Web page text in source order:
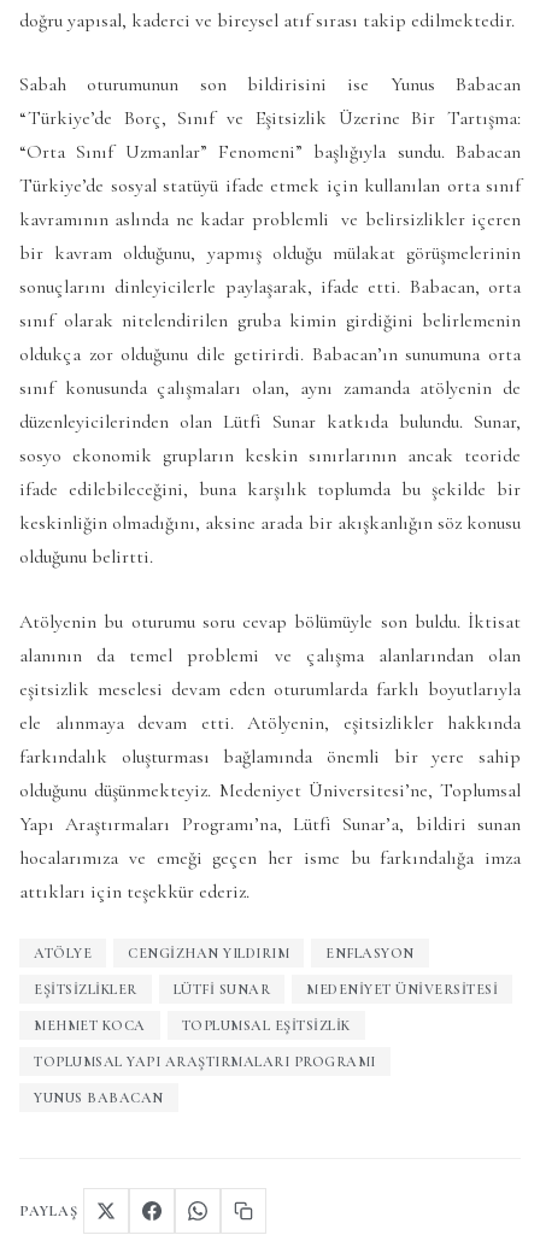
doğru yapısal, kaderci ve bireysel atıf sırası takip edilmektedir.
Sabah oturumunun son bildirisini ise Yunus Babacan
“Türkiye’de Borç, Sınıf ve Eşitsizlik Üzerine Bir Tartışma:
“Orta Sınıf Uzmanlar” Fenomeni” başlığıyla sundu. Babacan
Türkiye’de sosyal statüyü ifade etmek için kullanılan orta sınıf
kavramının aslında ne kadar problemli ve belirsizlikler içeren
bir kavram olduğunu, yapmış olduğu mülakat görüşmelerinin
sonuçlarını dinleyicilerle paylaşarak, ifade etti. Babacan, orta
sınıf olarak nitelendirilen gruba kimin girdiğini belirlemenin
oldukça zor olduğunu dile getirirdi. Babacan’ın sunumuna orta
sınıf konusunda çalışmaları olan, aynı zamanda atölyenin de
düzenleyicilerinden olan Lütfi Sunar katkıda bulundu. Sunar,
sosyo ekonomik grupların keskin sınırlarının ancak teoride
ifade edilebileceğini, buna karşılık toplumda bu şekilde bir
keskinliğin olmadığını, aksine arada bir akışkanlığın söz konusu
olduğunu belirtti.
Atölyenin bu oturumu soru cevap bölümüyle son buldu. İktisat
alanının da temel problemi ve çalışma alanlarından olan
eşitsizlik meselesi devam eden oturumlarda farklı boyutlarıyla
ele alınmaya devam etti. Atölyenin, eşitsizlikler hakkında
farkındalık oluşturması bağlamında önemli bir yere sahip
olduğunu düşünmekteyiz. Medeniyet Üniversitesi’ne, Toplumsal
Yapı Araştırmaları Programı’na, Lütfi Sunar’a, bildiri sunan
hocalarımıza ve emeği geçen her isme bu farkındalığa imza
attıkları için teşekkür ederiz.
ATÖLYE CENGIZHAN YILDIRIM ENFLASYON
EŞITSIZLIKLER LÜTFI SUNAR MEDENIYET ÜNIVERSITESI
MEHMET KOCA TOPLUMSAL EŞITSIZLIK
TOPLUMSAL YAPI ARAŞTIRMALARI PROGRAMI
YUNUS BABACAN
PAYLAŞ